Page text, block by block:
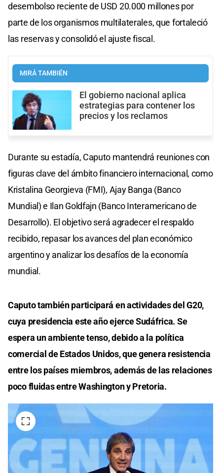
desembolso reciente de USD 20.000 millones por
parte de los organismos multilaterales, que fortaleció
las reservas y consolidó el ajuste fiscal.
MIRÁ TAMBIÉN
El gobierno nacional aplica
estrategias para contener los
precios y los reclamos
Durante su estadía, Caputo mantendrá reuniones con
figuras clave del ámbito financiero internacional, como
Kristalina Georgieva (FMI), Ajay Banga (Banco
Mundial) e Ilan Goldfajn (Banco Interamericano de
Desarrollo). El objetivo será agradecer el respaldo
recibido, repasar los avances del plan económico
argentino y analizar los desafíos de la economía
mundial.
Caputo también participará en actividades del G20,
cuya presidencia este año ejerce Sudáfrica. Se
espera un ambiente tenso, debido a la política
comercial de Estados Unidos, que genera resistencia
entre los países miembros, además de las relaciones
poco fluidas entre Washington y Pretoria.